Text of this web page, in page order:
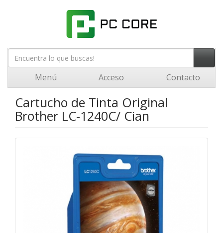
Menú Acceso Contacto
Cartucho de Tinta Original
Brother LC-1240C/ Cian